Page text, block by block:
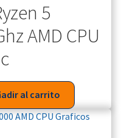
5
AMD CPU
al carrito